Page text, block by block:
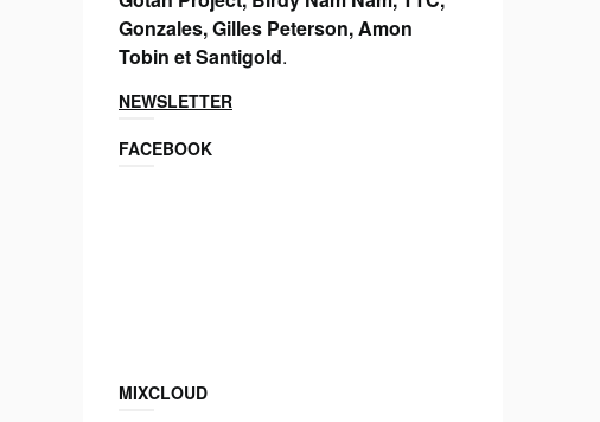
Gonzales, Gilles Peterson, Amon
Tobin et Santigold.
NEWSLETTER
FACEBOOK
MIXCLOUD